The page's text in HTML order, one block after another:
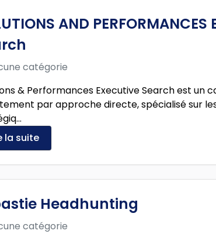
AND
catégorie
& Performances Executive Search est un
par approche directe, spécialisé sur
la suite
Headhunting
catégorie